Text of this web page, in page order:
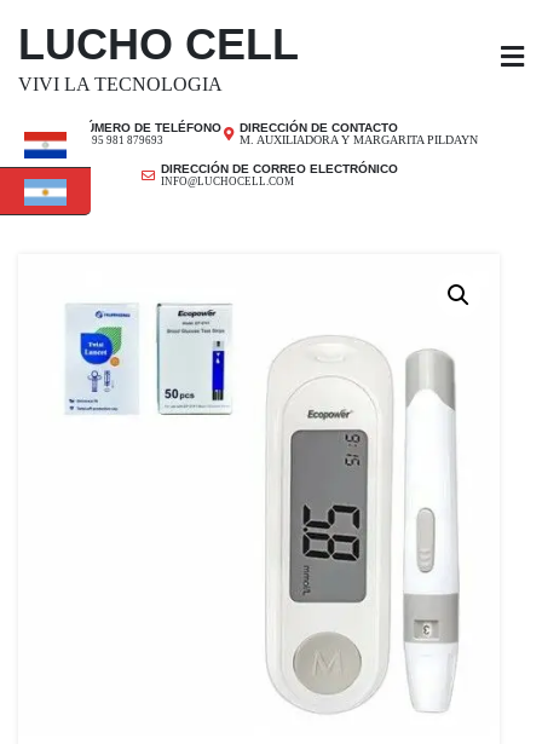
LUCHO CELL
VIVI LA TECNOLOGIA
NÚMERO DE TELÉFONO
+ 595 981 879693
DIRECCIÓN DE CONTACTO
M. AUXILIADORA Y MARGARITA PILDAYN
DIRECCIÓN DE CORREO ELECTRÓNICO
INFO@LUCHOCELL.COM